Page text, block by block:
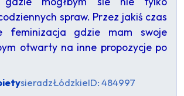
spraw. Przez jakiś czas
feminizacja gdzie mam swoje
otwarty na inne propozycje po
sieradzŁódzkieID: 484997